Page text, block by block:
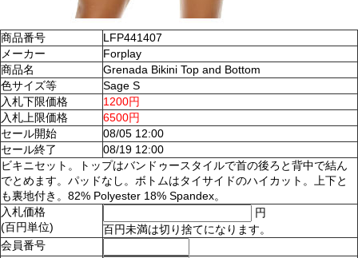
商品番号
LFP441407
メーカー
Forplay
商品名
Grenada Bikini Top and Bottom
色サイズ等
Sage S
入札下限価格
1200円
入札上限価格
6500円
セール開始
08/05 12:00
セール終了
08/19 12:00
ビキニセット。トップはバンドゥースタイルで首の後ろと背中で結ん
でとめます。パッドなし。ボトムはタイサイドのハイカット。上下と
も裏地付き。82% Polyester 18% Spandex。
入札価格
(百円単位)
円
百円未満は切り捨てになります。
会員番号